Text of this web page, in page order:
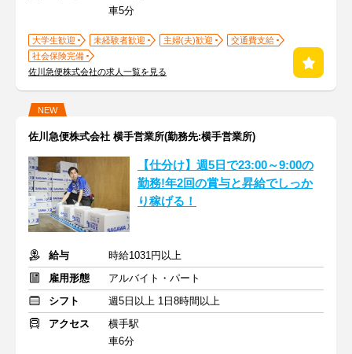
車5分
大学生歓迎 未経験者歓迎 主婦(夫)歓迎
交通費支給
社会保険完備
佐川急便株式会社の求人一覧を見る
NEW
佐川急便株式会社 横手営業所(勤務先:横手営業所)
【仕分け】週5日で23:00～9:00の
勤務!年2回の賞与と昇給でしっか
り稼げる！
給与
時給1031円以上
雇用形態
アルバイト・パート
シフト
週5日以上 1日8時間以上
アクセス
横手駅
車6分